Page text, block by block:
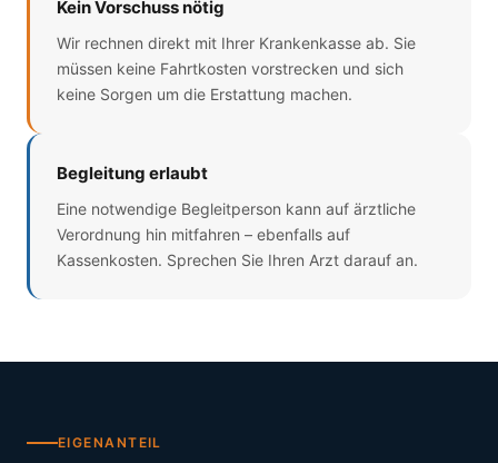
Kein Vorschuss nötig
Wir rechnen direkt mit Ihrer Krankenkasse ab. Sie
müssen keine Fahrtkosten vorstrecken und sich
keine Sorgen um die Erstattung machen.
Begleitung erlaubt
Eine notwendige Begleitperson kann auf ärztliche
Verordnung hin mitfahren – ebenfalls auf
Kassenkosten. Sprechen Sie Ihren Arzt darauf an.
EIGENANTEIL